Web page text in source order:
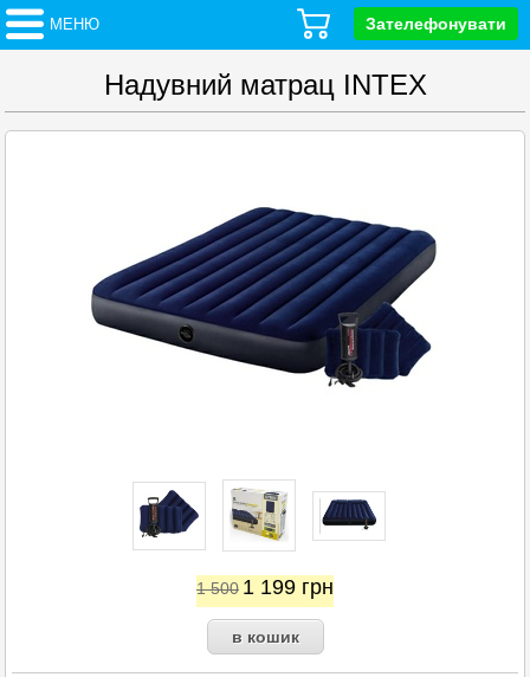
МЕНЮ Зателефонувати
Надувний матрац INTEX
1 500 1 199 грн